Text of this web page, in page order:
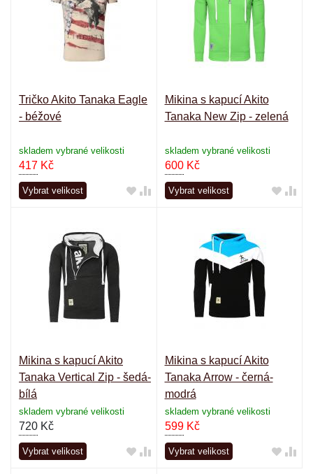
Tričko Akito Tanaka Eagle
- béžové
skladem vybrané velikosti
417 Kč
Vybrat velikost
Mikina s kapucí Akito
Tanaka New Zip - zelená
skladem vybrané velikosti
600Kč
Vybrat velikost
Mikina s kapucí Akito
Tanaka Vertical Zip - šedá-
bílá
skladem vybrané velikosti
720 Kč
Vybrat velikost
Mikina s kapucí Akito
Tanaka Arrow - černá-
modrá
skladem vybrané velikosti
599Kč
Vybrat velikost